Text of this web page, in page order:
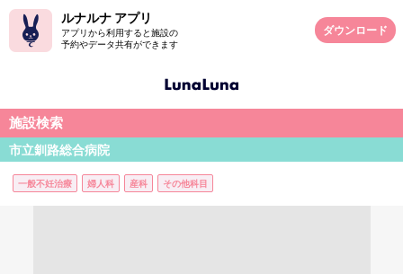
ルナルナ アプリ
アプリから利用すると施設の
予約やデータ共有ができます
ダウンロード
施設検索
市立釧路総合病院
一般不妊治療 婦人科 産科 その他科目